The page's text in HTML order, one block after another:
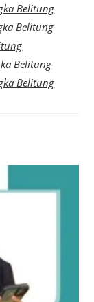
Belitung
Belitung
Belitung
Belitung